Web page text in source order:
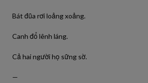
Bát đũa rơi loảng xoảng.
Canh đổ lênh láng.
Cả hai người họ sững sờ.
—